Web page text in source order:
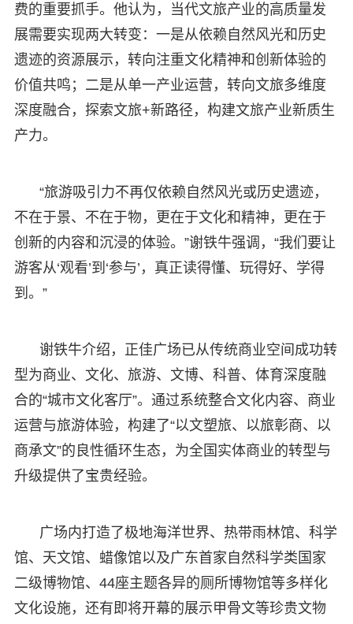
费的重要抓手。他认为，当代文旅产业的高质量发
展需要实现两大转变：一是从依赖自然风光和历史
遗迹的资源展示，转向注重文化精神和创新体验的
价值共鸣；二是从单一产业运营，转向文旅多维度
深度融合，探索文旅+新路径，构建文旅产业新质生
产力。
“旅游吸引力不再仅依赖自然风光或历史遗迹，
不在于景、不在于物，更在于文化和精神，更在于
创新的内容和沉浸的体验。”谢铁牛强调，“我们要让
游客从‘观看’到‘参与’，真正读得懂、玩得好、学得
到。”
谢铁牛介绍，正佳广场已从传统商业空间成功转
型为商业、文化、旅游、文博、科普、体育深度融
合的“城市文化客厅”。通过系统整合文化内容、商业
运营与旅游体验，构建了“以文塑旅、以旅彰商、以
商承文”的良性循环生态，为全国实体商业的转型与
升级提供了宝贵经验。
广场内打造了极地海洋世界、热带雨林馆、科学
馆、天文馆、蜡像馆以及广东首家自然科学类国家
二级博物馆、44座主题各异的厕所博物馆等多样化
文化设施，还有即将开幕的展示甲骨文等珍贵文物